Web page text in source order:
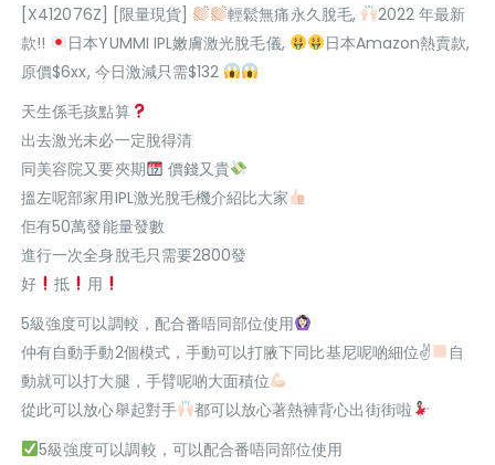
[X412076Z] [限量現貨] 輕鬆無痛永久脫毛,
2022 年最新
款!!
日本YUMMI IPL嫩膚激光脫毛儀,
日本Amazon熱賣款,
原價$6xx, 今日激減只需$132
天生係毛孩點算
出去激光未必一定脫得清
同美容院又要夾期
價錢又貴
搵左呢部家用IPL激光脫毛機介紹比大家
佢有50萬發能量發數
進行一次全身脫毛只需要2800發
好
抵
用
5級強度可以調較，配合番唔同部位使用
仲有自動手動2個模式，手動可以打腋下同比基尼呢啲細位✌
自
動就可以打大腿，手臂呢啲大面積位
從此可以放心舉起對手
都可以放心著熱褲背心出街街啦
5級強度可以調較，可以配合番唔同部位使用